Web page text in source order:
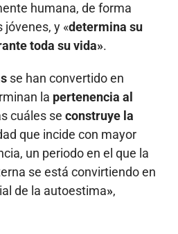
humana, de forma
jóvenes, y «determina su
toda su vida».
se han convertido en
la pertenencia al
cuáles se construye la
que incide con mayor
un periodo en el que la
se está convirtiendo en
de la autoestima»,